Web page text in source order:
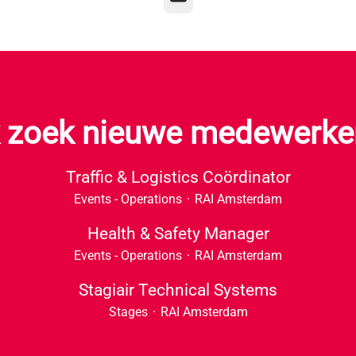
zoek nieuwe
Traffic & Logistics Coördinator
Events - Operations · RAI Amsterdam
Health & Safety Manager
Events - Operations · RAI Amsterdam
Stagiair Technical Systems
Stages · RAI Amsterdam